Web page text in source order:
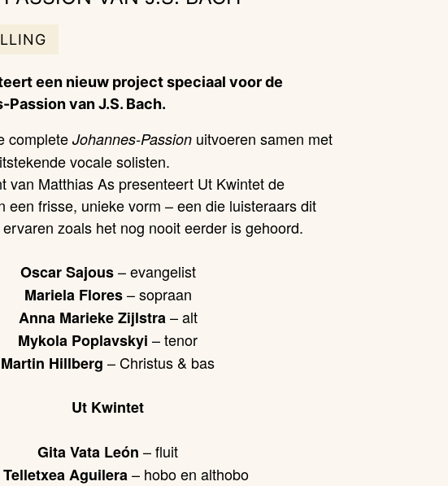
een nieuw project speciaal voor de
van J.S. Bach.
complete Johannes-Passionuitvoeren samen met
vocale solisten.
van Matthias As presenteert Ut Kwintet de
een frisse, unieke vorm – een die luisteraars dit
zoals het nog nooit eerder is gehoord.
Oscar Sajous– evangelist
Mariela Flores– sopraan
Anna Marieke Zijlstra– alt
Mykola Poplavskyi – tenor
Martin Hillberg – Christus & bas
Ut Kwintet
Gita Vata León – fluit
Aguilera – hobo en althobo